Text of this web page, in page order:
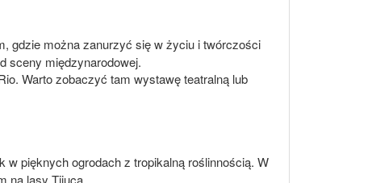
gdzie można zanurzyć się w życiu i twórczości
sceny międzynarodowej.
Warto zobaczyć tam wystawę teatralną lub
w pięknych ogrodach z tropikalną roślinnością. W
na lasy Tijuca.